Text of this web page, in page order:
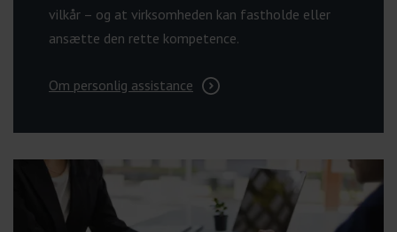
vilkår – og at virksomheden kan fastholde eller
ansætte den rette kompetence.
Om personlig assistance